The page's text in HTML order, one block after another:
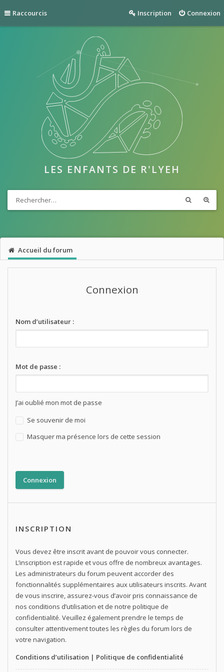
Raccourcis Connexion
Inscription
LES ENFANTS DE R'LYEH
Accueil du forum
Connexion
Nom d’utilisateur :
Mot de passe :
J’ai oublié mon mot de passe
Se souvenir de moi
Masquer ma présence lors de cette session
INSCRIPTION
Vous devez être inscrit avant de pouvoir vous connecter.
L’inscription est rapide et vous offre de nombreux avantages.
Les administrateurs du forum peuvent accorder des
fonctionnalités supplémentaires aux utilisateurs inscrits. Avant
de vous inscrire, assurez-vous d’avoir pris connaissance de
nos conditions d’utilisation et de notre politique de
confidentialité. Veuillez également prendre le temps de
consulter attentivement toutes les règles du forum lors de
votre navigation.
Conditions d’utilisation | Politique de confidentialité